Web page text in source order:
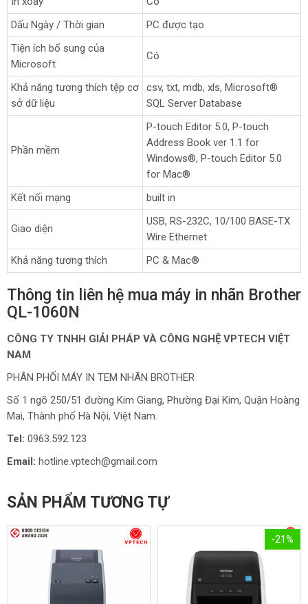
Dấu Ngày / Thời gian
PC được tạo
Tiện ích bổ sung của
Microsoft
Có
Khả năng tương thích tệp cơ
sở dữ liệu
csv, txt, mdb, xls, Microsoft®
SQL Server Database
Phần mềm
P-touch Editor 5.0, P-touch
Address Book ver 1.1 for
Windows®, P-touch Editor 5.0
for Mac®
Kết nối mạng
built in
Giao diện
USB, RS-232C, 10/100 BASE-TX
Wire Ethernet
Khả năng tương thích
PC & Mac®
Thông tin liên hệ mua máy in nhãn Brother
QL-1060N
CÔNG TY TNHH GIẢI PHÁP VÀ CÔNG NGHỆ VPTECH VIỆT
NAM
PHÂN PHỐI MÁY IN TEM NHÃN BROTHER
Số 1 ngõ 250/51 đường Kim Giang, Phường Đại Kim, Quận Hoàng
Mai, Thành phố Hà Nội, Việt Nam.
Tel: 0963.592.123
Email: hotline.vptech@gmail.com
SẢN PHẨM TƯƠNG TỰ
-21%